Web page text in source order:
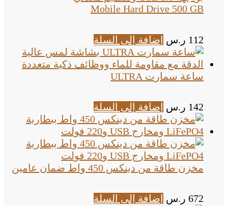
Mobile Hard Drive 500 GB
112 ر.س إضافة إلى السلة
ساعة سمارت ULTRA
142 ر.س إضافة إلى السلة
مخزن طاقة من دينكس 450 واط ضمان عامين
672 ر.س إضافة إلى السلة